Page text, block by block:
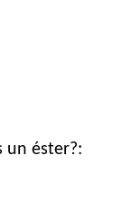
un éster?: